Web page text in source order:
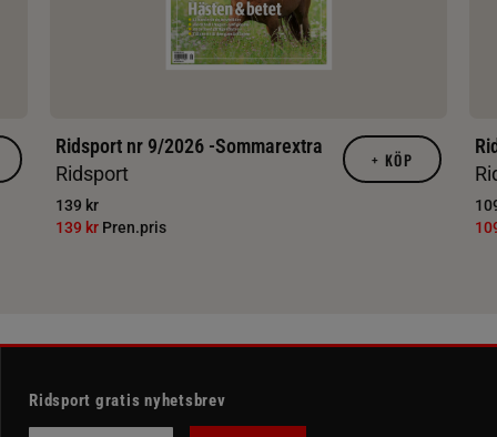
Ridsport nr 9/2026 -Sommarextra
Ridsport
139 kr
139 kr Pren.pris
+ KÖP
Ridsport gratis nyhetsbrev